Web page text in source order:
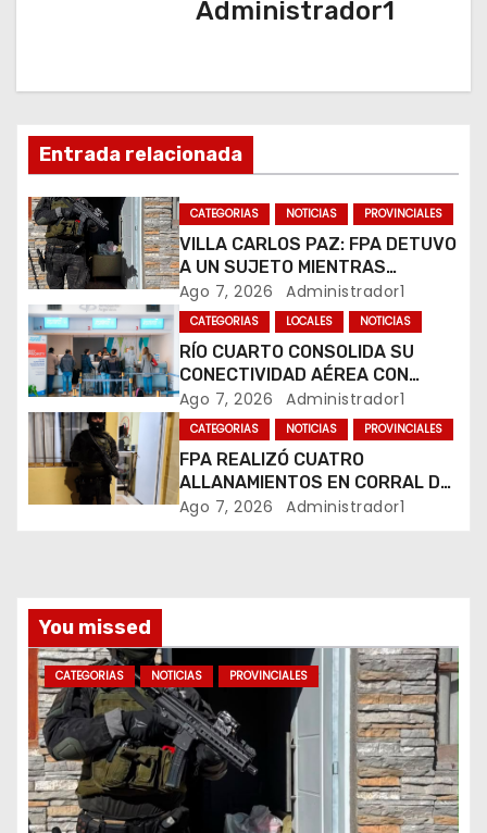
n
d
e
e
n
t
r
a
s
Administrador1
Entrada relacionada
CATEGORIAS NOTICIAS PROVINCIALES
VILLA CARLOS PAZ: FPA DETUVO
A UN SUJETO MIENTRAS
COMERCIALIZABA COCAÍNA Y
MARIHUANA EN UNA PLAZA
Ago 7, 2026 Administrador1
CATEGORIAS LOCALES NOTICIAS
RÍO CUARTO CONSOLIDA SU
CONECTIVIDAD AÉREA CON
CUATRO VUELOS SEMANALES A
BUENOS AIRES
Ago 7, 2026 Administrador1
CATEGORIAS NOTICIAS PROVINCIALES
FPA REALIZÓ CUATRO
ALLANAMIENTOS EN CORRAL DE
BUSTOS-IFFLINGER
Ago 7, 2026 Administrador1
You missed
CATEGORIAS NOTICIAS PROVINCIALES